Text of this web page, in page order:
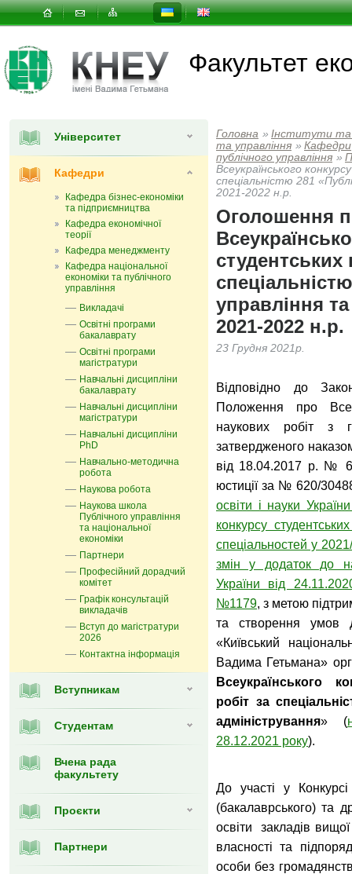
Факультет
Університет
Кафедри
Кафедра бізнес-економіки
та підприємництва
Кафедра економічної
теорії
Кафедра менеджменту
Кафедра національної
економіки та публічного
управління
Викладачі
Освітні програми
бакалаврату
Освітні програми
магістратури
Навчальні дисципліни
бакалаврату
Навчальні дисципліни
магістратури
Навчальні дисципліни
PhD
Навчально-методична
робота
Наукова робота
Наукова школа
Публічного управління
та національної
економіки
Партнери
Професійний дорадчий
комітет
Графік консультацій
викладачів
Вступ до магістратури
2026
Контактна інформація
Вступникам
Студентам
Вчена рада
факультету
Проєкти
Партнери
Головна » Інститути
та управлiння » Кафедри
публічного управління »
Всеукраїнського
спеціальністю 281
2021-2022 н.р.
Оголошення
студентських
управління
2021-2022 н.р.
23 Грудня 2021р.
Відповідно до
Положення про
наукових робіт з
затвердженого
від 18.04.2017 р. №
юстиції за № 620/
освіти і науки
конкурсу
спеціальностей у
змін у додаток до
України від
№1179, з метою
та створення умов
«Київський
Вадима Гетьмана»
Всеукраїнського
робіт за
адміністрування» (
28.12.2021 року).
До участі у
(бакалаврського) та
освіти закладів
власності та
особи без